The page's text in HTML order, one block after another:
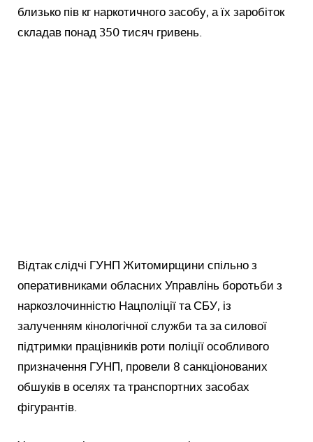
близько пів кг наркотичного засобу, а їх заробіток
складав понад 350 тисяч гривень.
Відтак слідчі ГУНП Житомирщини спільно з
оперативниками обласних Управлінь боротьби з
наркозлочинністю Нацполіції та СБУ, із
залученням кінологічної служби та за силової
підтримки працівників роти поліції особливого
призначення ГУНП, провели 8 санкціонованих
обшуків в оселях та транспортних засобах
фігурантів.